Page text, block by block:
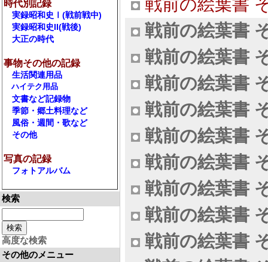
時代別記録
実録昭和史Ⅰ(戦前戦中)
実録昭和史II(戦後)
大正の時代
事物その他の記録
生活関連用品
ハイテク用品
文書など記録物
季節・郷土料理など
風俗・週間・歌など
その他
写真の記録
フォトアルバム
検索
高度な検索
その他のメニュー
戦前の絵葉書
戦前の絵葉書
戦前の絵葉書
戦前の絵葉書
戦前の絵葉書
戦前の絵葉書
戦前の絵葉書
戦前の絵葉書
戦前の絵葉書